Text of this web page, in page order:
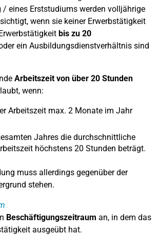
eines Erststudiums werden volljährige
wenn sie keiner Erwerbstätigkeit
bis zu 20
ein Ausbildungsdienstverhältnis sind
Arbeitszeit von über 20 Stunden
wenn:
Arbeitszeit max. 2 Monate im Jahr
Jahres die durchschnittliche
höchstens 20 Stunden beträgt.
muss allerdings gegenüber der
stehen.
Beschäftigungszeitraum an, in dem das
ausgeübt hat.